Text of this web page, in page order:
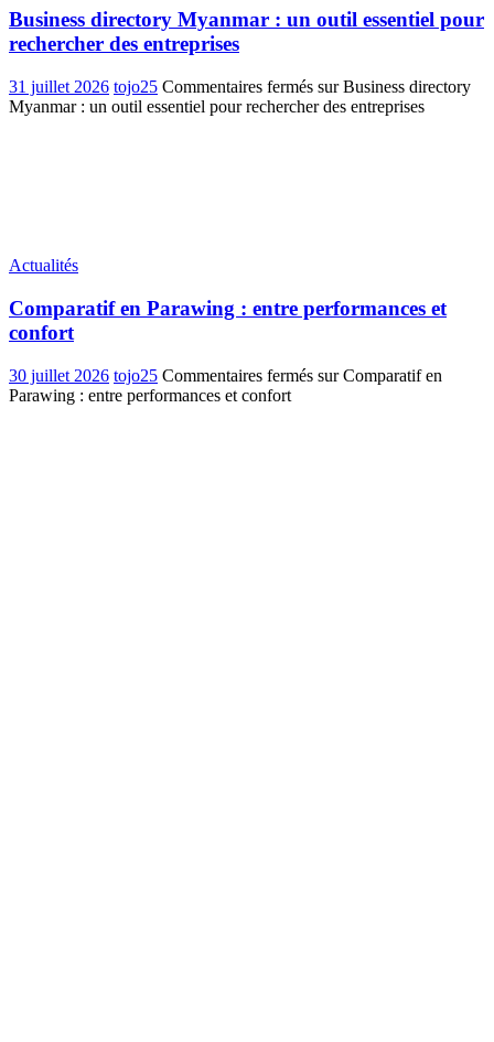
Business directory Myanmar : un outil essentiel pour
rechercher des entreprises
31 juillet 2026 tojo25 Commentaires fermés sur Business directory
Myanmar : un outil essentiel pour rechercher des entreprises
Actualités
Comparatif en Parawing : entre performances et
confort
30 juillet 2026 tojo25 Commentaires fermés sur Comparatif en
Parawing : entre performances et confort